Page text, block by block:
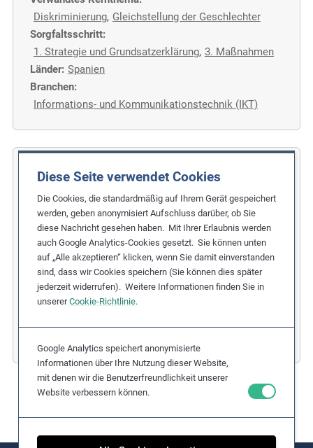
Diese Seite verwendet Cookies
Die Cookies, die standardmäßig auf Ihrem Gerät gespeichert
werden, geben anonymisiert Aufschluss darüber, ob Sie
diese Nachricht gesehen haben. Mit Ihrer Erlaubnis werden
auch Google Analytics-Cookies gesetzt. Sie können unten
auf „Alle akzeptieren“ klicken, wenn Sie damit einverstanden
sind, dass wir Cookies speichern (Sie können dies später
jederzeit widerrufen). Weitere Informationen finden Sie in
unsererCookie-Richtlinie.
Google Analytics speichert anonymisierte
Informationen über Ihre Nutzung dieser Website,
mit denen wir die Benutzerfreundlichkeit unserer
Website verbessern können.
Diskriminierung, Gleichstellung der Geschlechter
Sorgfaltsschritt:
1. Strategie und Grundsatzerklärung, 3. Maßnahmen
Länder: Spanien
Branchen:
Informations- und Kommunikationstechnik (IKT)
COFIDES
Gleichstellung der Geschlechter im
Finanzsektor
Verwandtes Kernthema:
Diskriminierung, Gleichstellung der Geschlechter
Sorgfaltsschritt:
1. Strategie und Grundsatzerklärung